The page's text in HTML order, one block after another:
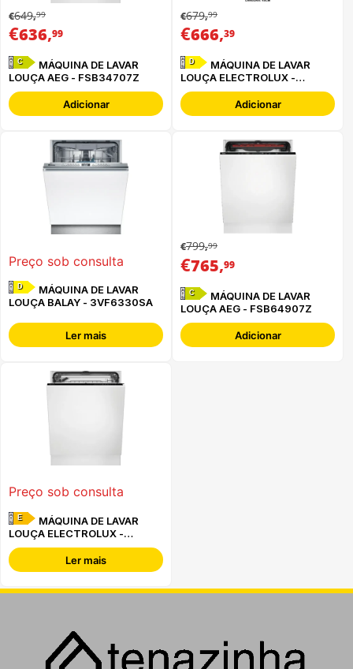
€649,99
€636,99
C
MÁQUINA DE LAVAR
LOUÇA AEG - FSB34707Z
Adicionar
€679,99
€666,39
D
MÁQUINA DE LAVAR
LOUÇA ELECTROLUX -
EEG62310L
Adicionar
Preço sob consulta
D
MÁQUINA DE LAVAR
LOUÇA BALAY - 3VF6330SA
Ler mais
€799,99
€765,99
C
MÁQUINA DE LAVAR
LOUÇA AEG - FSB64907Z
Adicionar
Preço sob consulta
E
MÁQUINA DE LAVAR
LOUÇA ELECTROLUX -
EEA17200L
Ler mais